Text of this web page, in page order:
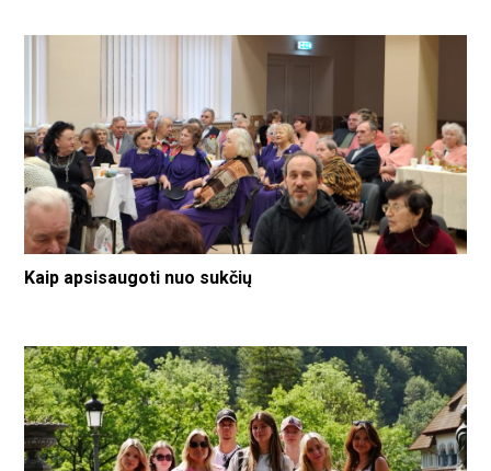
Kaip apsisaugoti nuo sukčių